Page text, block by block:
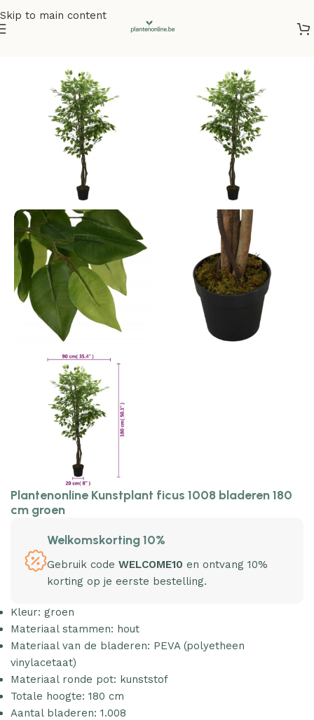
Skip to main content
Plantenonline Kunstplant ficus 1008 bladeren 180
cm groen
Welkomskorting 10%
Gebruik code WELCOME10 en ontvang 10%
korting op je eerste bestelling.
Kleur: groen
Materiaal stammen: hout
Materiaal van de bladeren: PEVA (polyetheen
vinylacetaat)
Materiaal ronde pot: kunststof
Totale hoogte: 180 cm
Aantal bladeren: 1.008